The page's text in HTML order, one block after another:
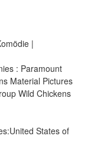
|
: Paramount
Material Pictures
Wild Chickens
States of